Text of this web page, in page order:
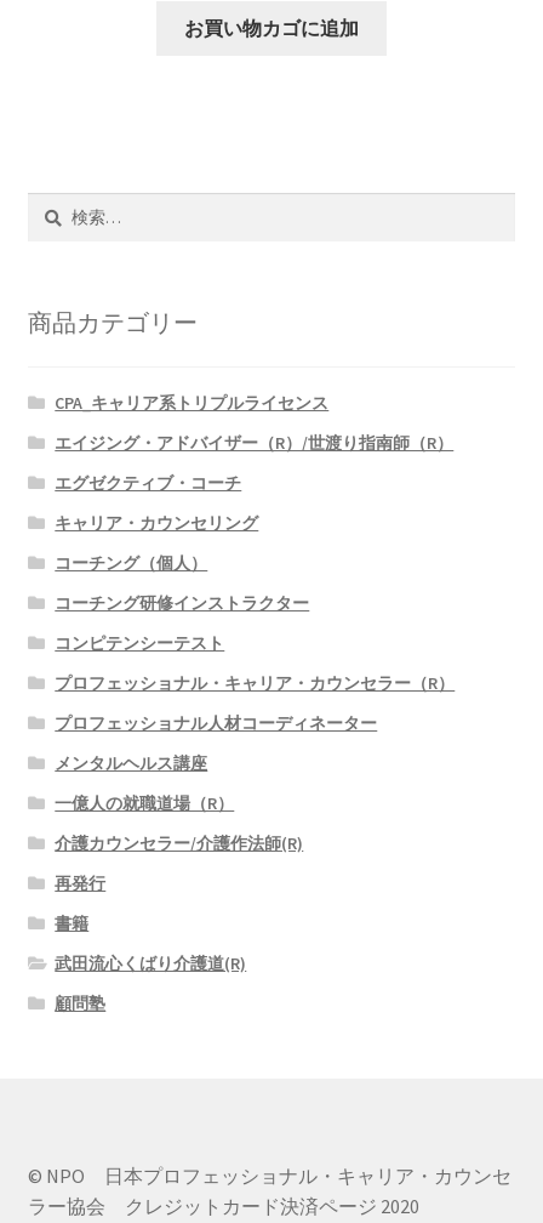
お買い物カゴに追加
商品カテゴリー
CPA_キャリア系トリプルライセンス
エイジング・アドバイザー（R）/世渡り指南師（R）
エグゼクティブ・コーチ
キャリア・カウンセリング
コーチング（個人）
コーチング研修インストラクター
コンピテンシーテスト
プロフェッショナル・キャリア・カウンセラー（R）
プロフェッショナル人材コーディネーター
メンタルヘルス講座
一億人の就職道場（R）
介護カウンセラー/介護作法師(R)
再発行
書籍
武田流心くばり介護道(R)
顧問塾
© NPO 日本プロフェッショナル・キャリア・カウンセ
ラー協会 クレジットカード決済ページ 2020